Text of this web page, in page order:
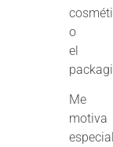
o
el
Me
motiva